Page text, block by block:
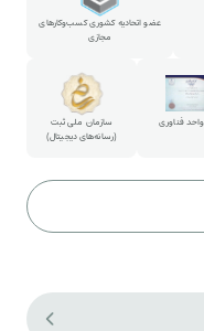
عضو اتحادیه کشوری کسب‌وکارهای
مجازی
فناوری
سازمان ملی ثبت
(رسانه‌های دیجیتال)